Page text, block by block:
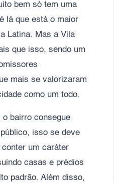
bem só tem uma
lá que está o maior
Latina. Mas a Vila
que isso, sendo um
mais se valorizaram
como um todo.
bairro consegue
isso se deve
um caráter
casas e prédios
padrão. Além disso,